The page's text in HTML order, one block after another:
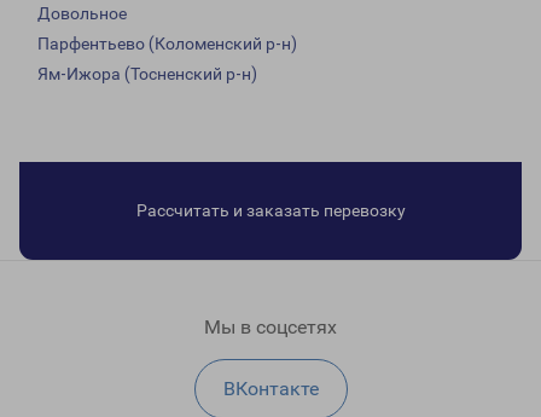
Довольное
Парфентьево (Коломенский р-н)
Ям-Ижора (Тосненский р-н)
Рассчитать и заказать перевозку
Мы в соцсетях
ВКонтакте